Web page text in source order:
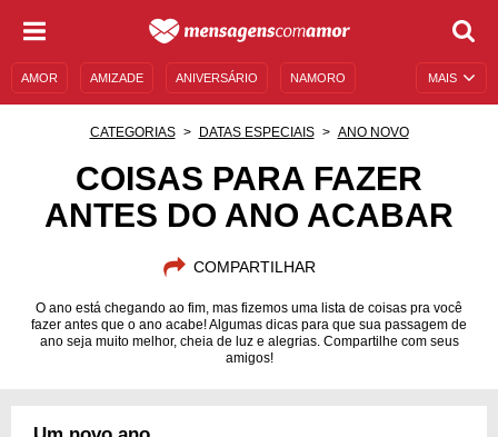
MAIS
AMOR AMIZADE ANIVERSÁRIO NAMORO
MENSAGENS E FRASES MENSAGENS DE ANIVERSÁRIO
CATEGORIAS DATAS ESPECIAIS ANO NOVO
COISAS PARA FAZER
ANTES DO ANO ACABAR
COMPARTILHAR
O ano está chegando ao fim, mas fizemos uma lista de coisas pra você
fazer antes que o ano acabe! Algumas dicas para que sua passagem de
ano seja muito melhor, cheia de luz e alegrias. Compartilhe com seus
amigos!